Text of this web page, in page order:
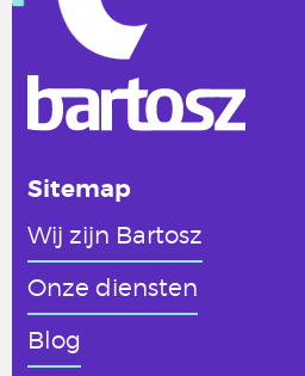
Sitemap
Wij zijn Bartosz
Onze diensten
Blog